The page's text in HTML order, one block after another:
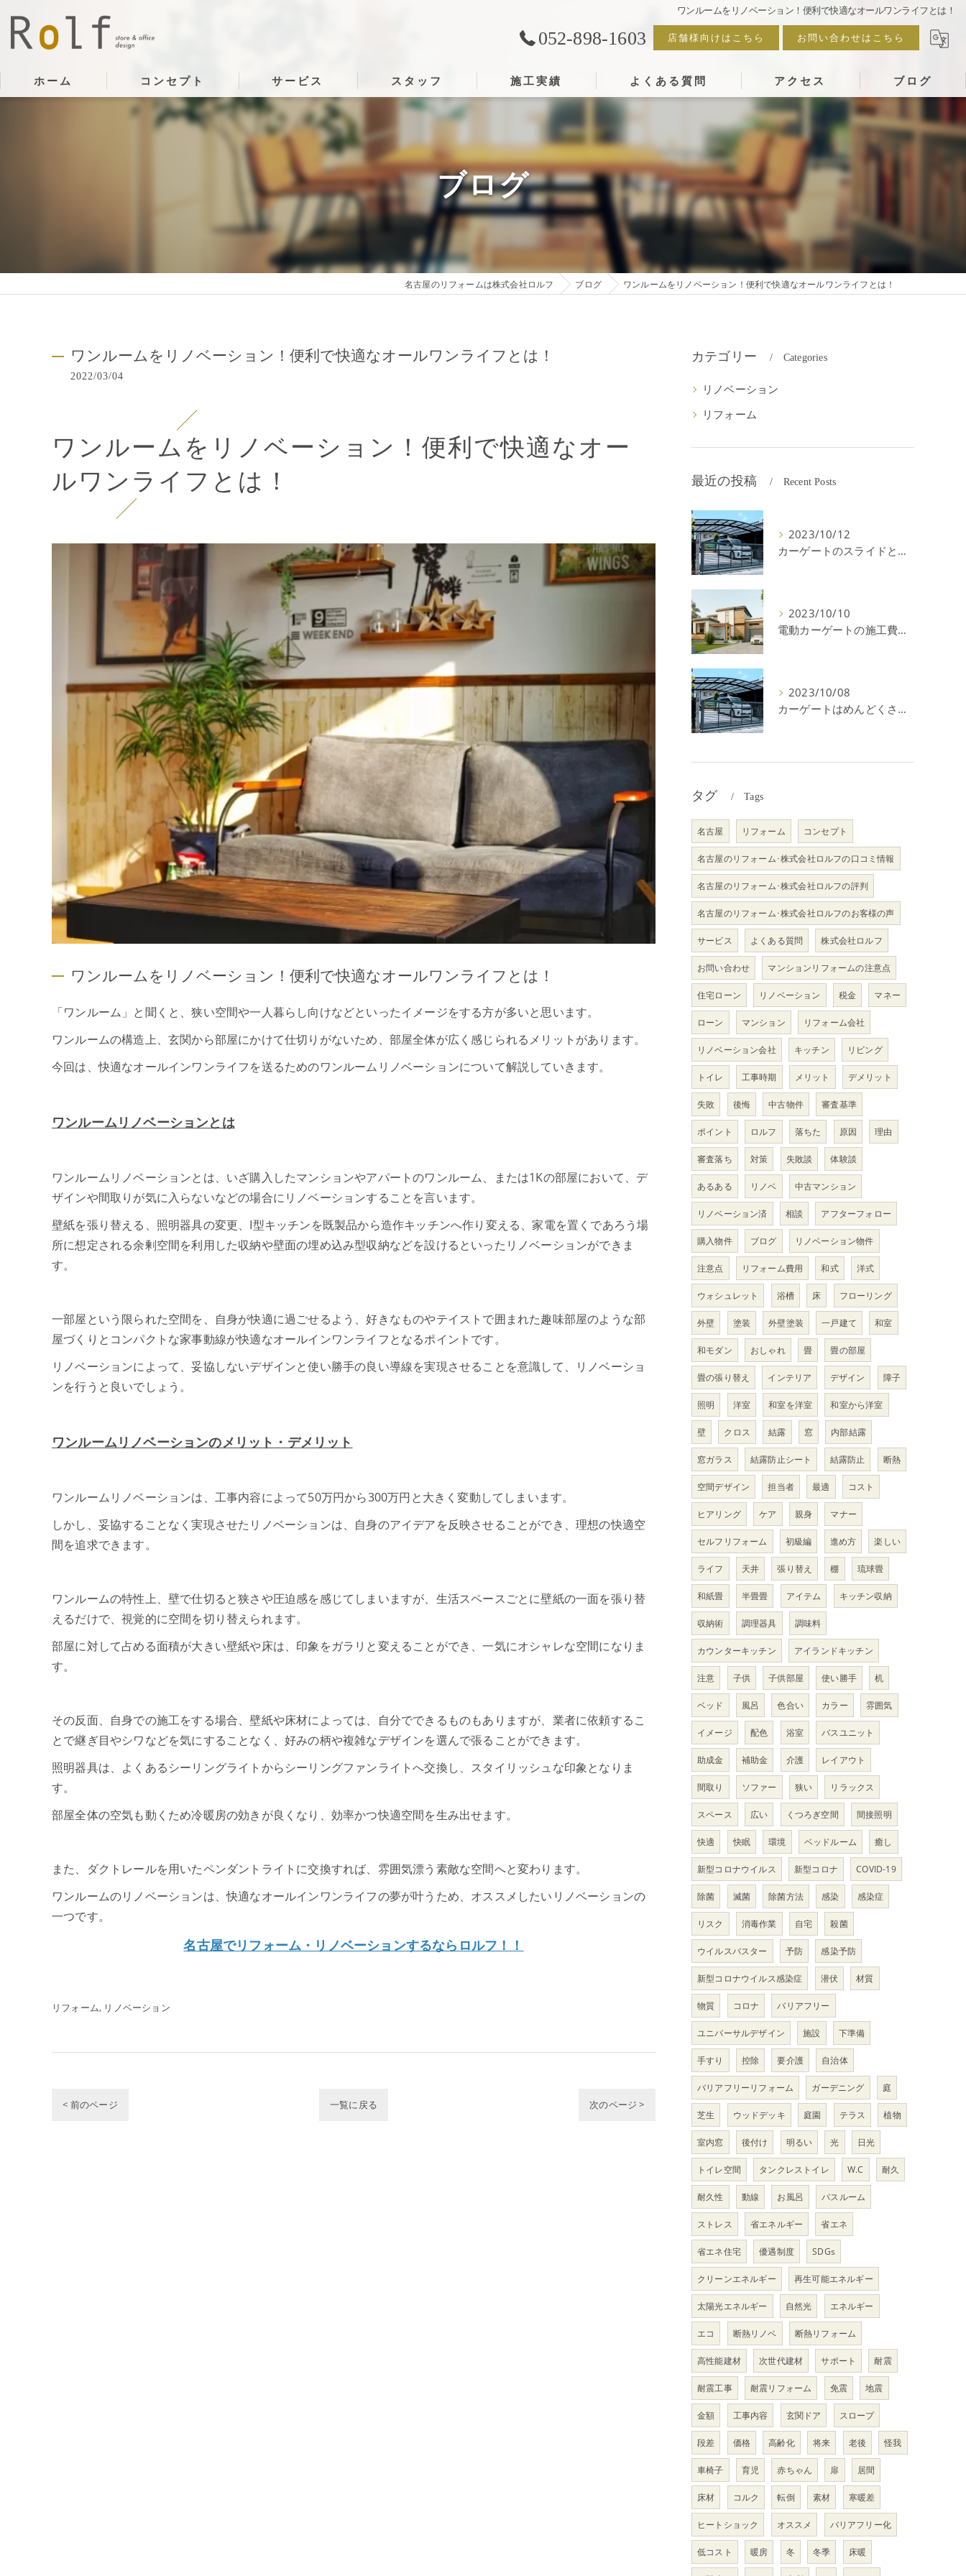
ワンルームをリノベーション！便利で快適なオールワンライフとは！
052-898-1603 店舗様向けはこちら お問い合わせはこちら
ホーム コンセプト サービス スタッフ 施工実績 よくある質問 アクセス ブログ
ブログ
名古屋のリフォームは株式会社ロルフ ブログ ワンルームをリノベーション！便利で快適なオールワンライフとは！
ワンルームをリノベーション！便利で快適なオールワンライフとは！
2022/03/04
ワンルームをリノベーション！便利で快適なオー
ルワンライフとは！
ワンルームをリノベーション！便利で快適なオールワンライフとは！
「ワンルーム」と聞くと、狭い空間や一人暮らし向けなどといったイメージをする方が多いと思います。
ワンルームの構造上、玄関から部屋にかけて仕切りがないため、部屋全体が広く感じられるメリットがあります。
今回は、快適なオールインワンライフを送るためのワンルームリノベーションについて解説していきます。
ワンルームリノベーションとは
ワンルームリノベーションとは、いざ購入したマンションやアパートのワンルーム、または1Kの部屋において、デ
ザインや間取りが気に入らないなどの場合にリノベーションすることを言います。
壁紙を張り替える、照明器具の変更、I型キッチンを既製品から造作キッチンへ作り変える、家電を置くであろう場
所に想定される余剰空間を利用した収納や壁面の埋め込み型収納などを設けるといったリノベーションができま
す。
一部屋という限られた空間を、自身が快適に過ごせるよう、好きなものやテイストで囲まれた趣味部屋のような部
屋づくりとコンパクトな家事動線が快適なオールインワンライフとなるポイントです。
リノベーションによって、妥協しないデザインと使い勝手の良い導線を実現させることを意識して、リノベーショ
ンを行うと良いでしょう。
ワンルームリノベーションのメリット・デメリット
ワンルームリノベーションは、工事内容によって50万円から300万円と大きく変動してしまいます。
しかし、妥協することなく実現させたリノベーションは、自身のアイデアを反映させることができ、理想の快適空
間を追求できます。
ワンルームの特性上、壁で仕切ると狭さや圧迫感を感じてしまいますが、生活スペースごとに壁紙の一面を張り替
えるだけで、視覚的に空間を切り替えられます。
部屋に対して占める面積が大きい壁紙や床は、印象をガラリと変えることができ、一気にオシャレな空間になりま
す。
その反面、自身での施工をする場合、壁紙や床材によっては、自分でできるものもありますが、業者に依頼するこ
とで継ぎ目やシワなどを気にすることなく、好みの柄や複雑なデザインを選んで張ることができます。
照明器具は、よくあるシーリングライトからシーリングファンライトへ交換し、スタイリッシュな印象となりま
す。
部屋全体の空気も動くため冷暖房の効きが良くなり、効率かつ快適空間を生み出せます。
また、ダクトレールを用いたペンダントライトに交換すれば、雰囲気漂う素敵な空間へと変わります。
ワンルームのリノベーションは、快適なオールインワンライフの夢が叶うため、オススメしたいリノベーションの
一つです。
名古屋でリフォーム・リノベーションするならロルフ！！
リフォーム リノベーション
< 前のページ 一覧に戻る 次のページ >
カテゴリー Categories
リノベーション
リフォーム
最近の投稿 Recent Posts
2023/10/12
カーゲートのスライドと跳ね上げの違いやメリットデメリットを解説！
2023/10/10
電動カーゲートの施工費用はいくら？耐用年数や注意点を解説！
2023/10/08
カーゲートはめんどくさい＆後悔？メリット・デメリットを解説！
タグ Tags
名古屋 リフォーム コンセプト
名古屋のリフォーム･株式会社ロルフの口コミ情報
名古屋のリフォーム･株式会社ロルフの評判
名古屋のリフォーム･株式会社ロルフのお客様の声
サービス よくある質問 株式会社ロルフ
お問い合わせ マンションリフォームの注意点
住宅ローン リノベーション 税金 マネー
ローン マンション リフォーム会社
リノベーション会社 キッチン リビング
トイレ 工事時期 メリット デメリット
失敗 後悔 中古物件 審査基準
ポイント ロルフ 落ちた 原因 理由
審査落ち 対策 失敗談 体験談
あるある リノベ 中古マンション
リノベーション済 相談 アフターフォロー
購入物件 ブログ リノベーション物件
注意点 リフォーム費用 和式 洋式
ウォシュレット 浴槽 床 フローリング
外壁 塗装 外壁塗装 一戸建て 和室
和モダン おしゃれ 畳 畳の部屋
畳の張り替え インテリア デザイン 障子
照明 洋室 和室を洋室 和室から洋室
壁 クロス 結露 窓 内部結露
窓ガラス 結露防止シート 結露防止 断熱
空間デザイン 担当者 最適 コスト
ヒアリング ケア 親身 マナー
セルフリフォーム 初級編 進め方 楽しい
ライフ 天井 張り替え 棚 琉球畳
和紙畳 半畳畳 アイテム キッチン収納
収納術 調理器具 調味料
カウンターキッチン アイランドキッチン
注意 子供 子供部屋 使い勝手 机
ベッド 風呂 色合い カラー 雰囲気
イメージ 配色 浴室 バスユニット
助成金 補助金 介護 レイアウト
間取り ソファー 狭い リラックス
スペース 広い くつろぎ空間 間接照明
快適 快眠 環境 ベッドルーム 癒し
新型コロナウイルス 新型コロナ COVID-19
除菌 滅菌 除菌方法 感染 感染症
リスク 消毒作業 自宅 殺菌
ウイルスバスター 予防 感染予防
新型コロナウイルス感染症 潜伏 材質
物質 コロナ バリアフリー
ユニバーサルデザイン 施設 下準備
手すり 控除 要介護 自治体
バリアフリーリフォーム ガーデニング 庭
芝生 ウッドデッキ 庭園 テラス 植物
室内窓 後付け 明るい 光 日光
トイレ空間 タンクレストイレ W.C 耐久
耐久性 動線 お風呂 バスルーム
ストレス 省エネルギー 省エネ
省エネ住宅 優遇制度 SDGs
クリーンエネルギー 再生可能エネルギー
太陽光エネルギー 自然光 エネルギー
エコ 断熱リノベ 断熱リフォーム
高性能建材 次世代建材 サポート 耐震
耐震工事 耐震リフォーム 免震 地震
金額 工事内容 玄関ドア スロープ
段差 価格 高齢化 将来 老後 怪我
車椅子 育児 赤ちゃん 扉 居間
床材 コルク 転倒 素材 寒暖差
ヒートショック オススメ バリアフリー化
低コスト 暖房 冬 冬季 床暖